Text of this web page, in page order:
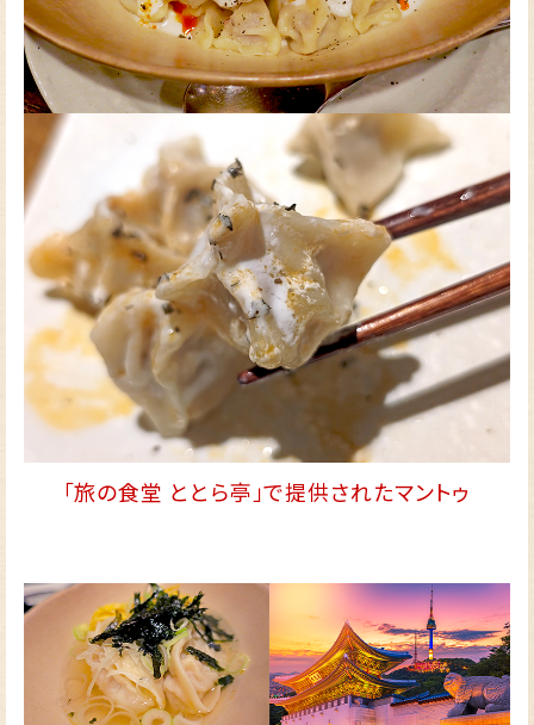
「旅の食堂 ととら亭」で提供されたマントゥ